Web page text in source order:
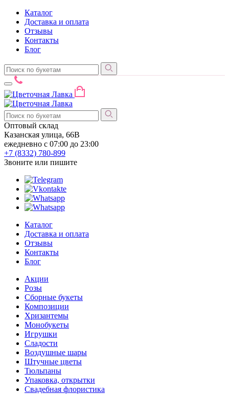
Каталог
Доставка и оплата
Отзывы
Контакты
Блог
Оптовый склад
Казанская улица, 66В
ежедневно с 07:00 до 23:00
+7 (8332) 780-899
Звоните или пишите
Каталог
Доставка и оплата
Отзывы
Контакты
Блог
Акции
Розы
Сборные букеты
Композиции
Хризантемы
Монобукеты
Игрушки
Сладости
Воздушные шары
Штучные цветы
Тюльпаны
Упаковка, открытки
Свадебная флористика